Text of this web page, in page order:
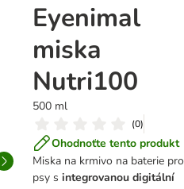
Eyenimal
miska
Nutri100
500 ml
(0)
Ohodnoťte tento produkt
Miska na krmivo na baterie pro
psy s integrovanou digitální